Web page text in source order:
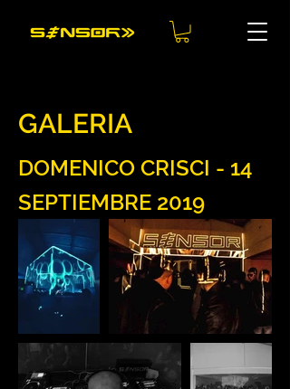
GALERIA
DOMENICO CRISCI - 14
SEPTIEMBRE 2019